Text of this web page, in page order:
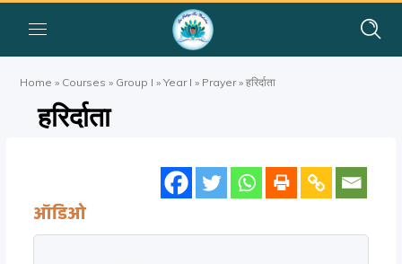
Home » Courses » Group I »Year I » Prayer»हरिर्दाता
हरिर्दाता
ऑडिओ